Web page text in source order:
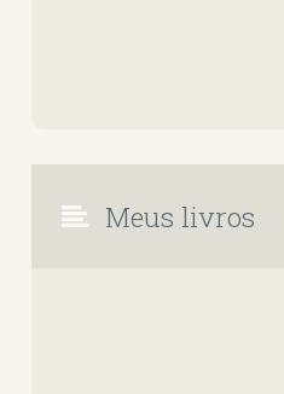
Meus livros